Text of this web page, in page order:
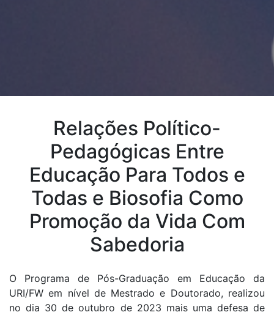
Relações Político-
Pedagógicas Entre
Educação Para Todos e
Todas e Biosofia Como
Promoção da Vida Com
Sabedoria
O Programa de Pós-Graduação em Educação da
URI/FW em nível de Mestrado e Doutorado, realizou
no dia 30 de outubro de 2023 mais uma defesa de